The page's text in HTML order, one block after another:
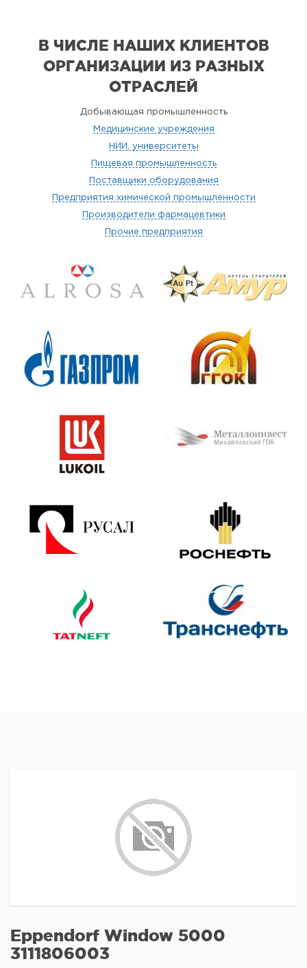
В ЧИСЛЕ НАШИХ КЛИЕНТОВ
ОРГАНИЗАЦИИ ИЗ РАЗНЫХ
ОТРАСЛЕЙ
Добывающая промышленность
Медицинские учреждения
НИИ, университеты
Пищевая промышленность
Поставщики оборудования
Предприятия химической промышленности
Производители фармацевтики
Прочие предприятия
Eppendorf Window 5000
3111806003